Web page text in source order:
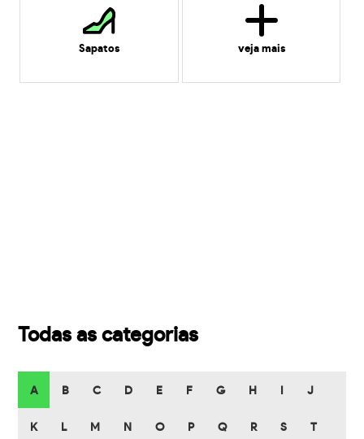
Sapatos veja mais
Todas as categorias
A B C D E F G H J
K L M N O P Q R S T